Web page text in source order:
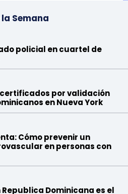
la Semana
policial en cuartel de
certificados por validación
en Nueva York
Cómo prevenir un
en personas con
Dominicana es el